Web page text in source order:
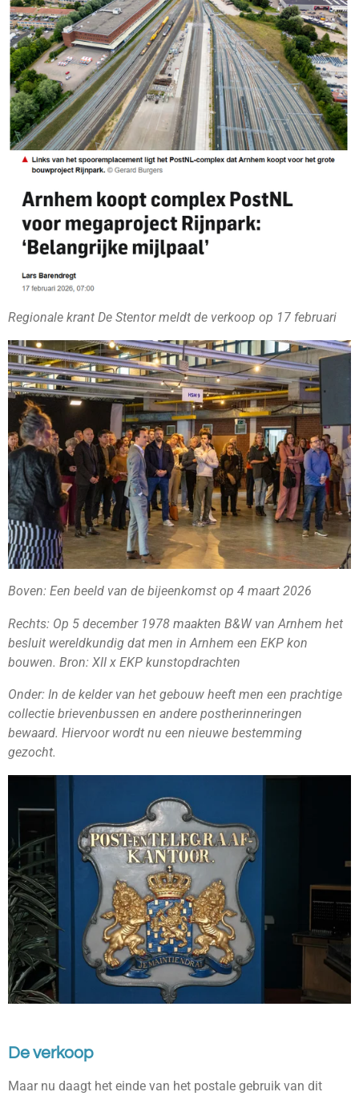
Regionale krant De Stentor meldt de verkoop op 17 februari
Boven: Een beeld van de bijeenkomst op 4 maart 2026
Rechts: Op 5 december 1978 maakten B&W van Arnhem het
besluit wereldkundig dat men in Arnhem een EKP kon
bouwen. Bron: XII x EKP kunstopdrachten
Onder: In de kelder van het gebouw heeft men een prachtige
collectie brievenbussen en andere postherinneringen
bewaard. Hiervoor wordt nu een nieuwe bestemming
gezocht.
De verkoop
Maar nu daagt het einde van het postale gebruik van dit